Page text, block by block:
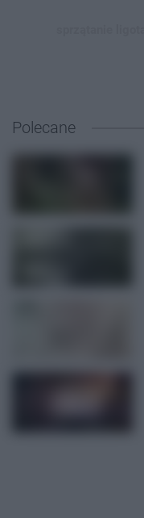
Polecane